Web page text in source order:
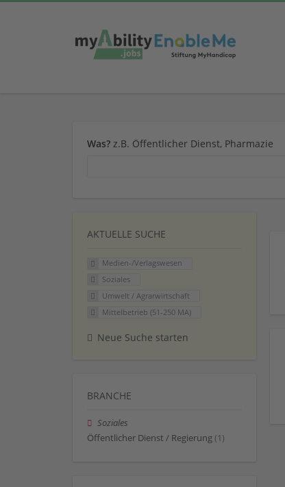
Was? z.B. Öffentlicher Dienst, Pharmazie
AKTUELLE SUCHE
Medien-/Verlagswesen
Soziales
Umwelt / Agrarwirtschaft
Mittelbetrieb (51-250 MA)
Neue Suche starten
BRANCHE
Soziales
Öffentlicher Dienst / Regierung (1)